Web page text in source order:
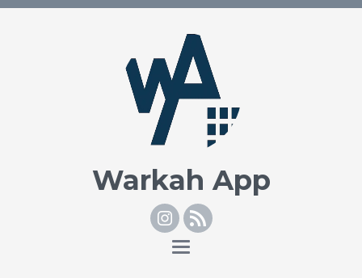
Warkah App
Instagram
RSS
Toggle